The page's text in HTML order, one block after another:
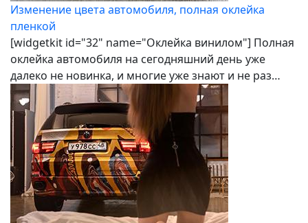
Изменение цвета автомобиля, полная оклейка
пленкой
[widgetkit id="32" name="Оклейка винилом"] Полная
оклейка автомобиля на сегодняшний день уже
далеко не новинка, и многие уже знают и не раз…